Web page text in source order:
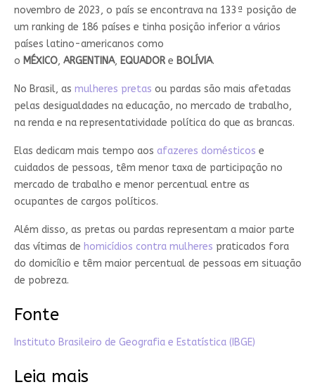
novembro de 2023, o país se encontrava na 133ª posição de
um ranking de 186 países e tinha posição inferior a vários
países latino-americanos como
o MÉXICO, ARGENTINA, EQUADORe BOLÍVIA.
No Brasil, as mulheres pretas ou pardas são mais afetadas
pelas desigualdades na educação, no mercado de trabalho,
na renda e na representatividade política do que as brancas.
Elas dedicam mais tempo aos afazeres domésticos e
cuidados de pessoas, têm menor taxa de participação no
mercado de trabalho e menor percentual entre as
ocupantes de cargos políticos.
Além disso, as pretas ou pardas representam a maior parte
das vítimas de homicídios contra mulheres praticados fora
do domicílio e têm maior percentual de pessoas em situação
de pobreza.
Fonte
Instituto Brasileiro de Geografia e Estatística (IBGE)
Leia mais